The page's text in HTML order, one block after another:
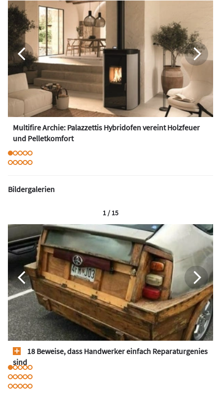
Multifire Archie: Palazzettis Hybridofen vereint Holzfeuer
und Pelletkomfort
Bildergalerien
18 Beweise, dass Handwerker einfach Reparaturgenies
sind
1 / 15